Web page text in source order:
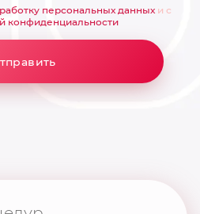
персональных данных и с
конфиденциальности